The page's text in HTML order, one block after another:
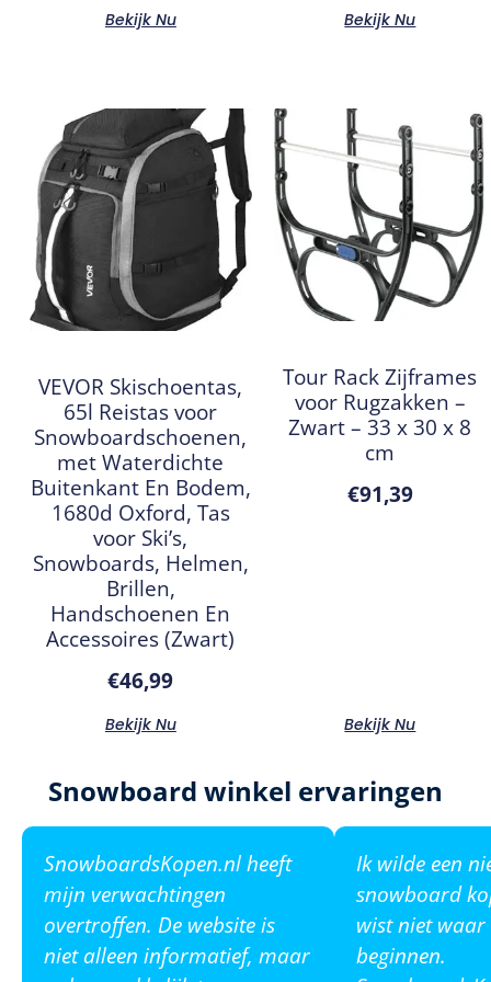
Bekijk Nu Bekijk Nu
VEVOR Skischoentas,
65l Reistas voor
Snowboardschoenen,
met Waterdichte
Buitenkant En Bodem,
1680d Oxford, Tas
voor Ski’s,
Snowboards, Helmen,
Brillen,
Handschoenen En
Accessoires (Zwart)
€46,99
Bekijk Nu
Tour Rack Zijframes
voor Rugzakken –
Zwart – 33 x 30 x 8
cm
€91,39
Bekijk Nu
Snowboard winkel ervaringen
SnowboardsKopen.nl heeft
mijn verwachtingen
overtroffen. De website is
niet alleen informatief, maar
Ik wilde een
snowboard
wist niet waar
beginnen.